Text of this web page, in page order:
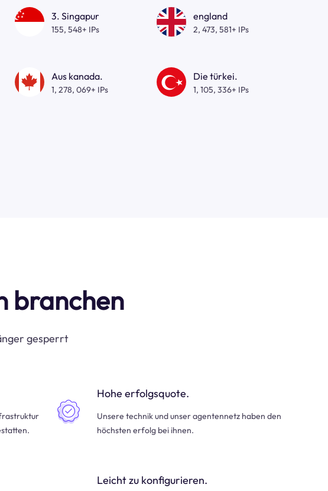
3. Singapur
155, 548+ IPs
england
2, 473, 581+ IPs
Aus kanada.
1, 278, 069+ IPs
Die türkei.
1, 105, 336+ IPs
branchen
gesperrt
Hohe erfolgsquote.
Unsere technik und unser agentennetz haben den
höchsten erfolg bei ihnen.
Leicht zu konfigurieren.